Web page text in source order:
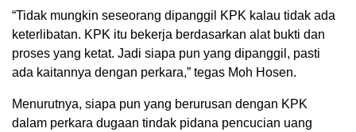
“Tidak mungkin seseorang dipanggil KPK kalau tidak ada
keterlibatan. KPK itu bekerja berdasarkan alat bukti dan
proses yang ketat. Jadi siapa pun yang dipanggil, pasti
ada kaitannya dengan perkara,” tegas Moh Hosen.
Menurutnya, siapa pun yang berurusan dengan KPK
dalam perkara dugaan tindak pidana pencucian uang